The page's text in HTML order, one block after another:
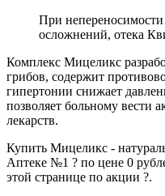
При
осложнений, отека
Комплекс Мицеликс
грибов, содержит
гипертонии снижает
позволяет больному вести
лекарств.
Купить Мицеликс -
Аптеке №1 ? по цене 0
этой странице по акции ?.